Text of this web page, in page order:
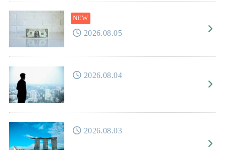
2026.08.05
2026.08.04
2026.08.03